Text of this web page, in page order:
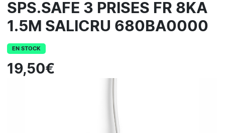
SPS.SAFE 3 PRISES FR 8KA
1.5M SALICRU 680BA0000
EN STOCK
19,50€